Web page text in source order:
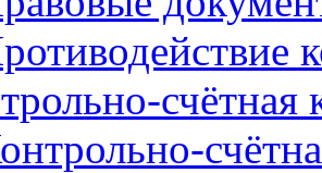
счётная